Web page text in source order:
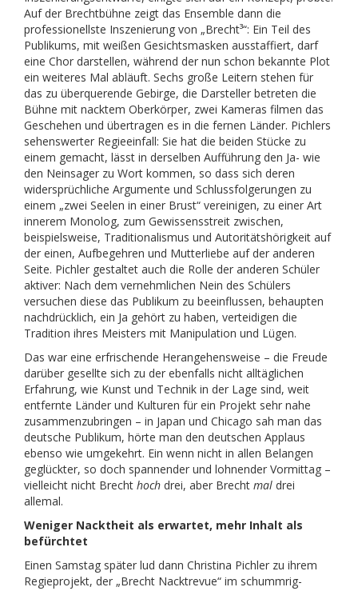
Auf der Brechtbühne zeigt das Ensemble dann die
professionellste Inszenierung von „Brecht³“: Ein Teil des
Publikums, mit weißen Gesichtsmasken ausstaffiert, darf
eine Chor darstellen, während der nun schon bekannte Plot
ein weiteres Mal abläuft. Sechs große Leitern stehen für
das zu überquerende Gebirge, die Darsteller betreten die
Bühne mit nacktem Oberkörper, zwei Kameras filmen das
Geschehen und übertragen es in die fernen Länder. Pichlers
sehenswerter Regieeinfall: Sie hat die beiden Stücke zu
einem gemacht, lässt in derselben Aufführung den Ja- wie
den Neinsager zu Wort kommen, so dass sich deren
widersprüchliche Argumente und Schlussfolgerungen zu
einem „zwei Seelen in einer Brust“ vereinigen, zu einer Art
innerem Monolog, zum Gewissensstreit zwischen,
beispielsweise, Traditionalismus und Autoritätshörigkeit auf
der einen, Aufbegehren und Mutterliebe auf der anderen
Seite. Pichler gestaltet auch die Rolle der anderen Schüler
aktiver: Nach dem vernehmlichen Nein des Schülers
versuchen diese das Publikum zu beeinflussen, behaupten
nachdrücklich, ein Ja gehört zu haben, verteidigen die
Tradition ihres Meisters mit Manipulation und Lügen.
Das war eine erfrischende Herangehensweise – die Freude
darüber gesellte sich zu der ebenfalls nicht alltäglichen
Erfahrung, wie Kunst und Technik in der Lage sind, weit
entfernte Länder und Kulturen für ein Projekt sehr nahe
zusammenzubringen – in Japan und Chicago sah man das
deutsche Publikum, hörte man den deutschen Applaus
ebenso wie umgekehrt. Ein wenn nicht in allen Belangen
geglückter, so doch spannender und lohnender Vormittag –
vielleicht nicht Brecht hoch drei, aber Brecht mal drei
allemal.
Weniger Nacktheit als erwartet, mehr Inhalt als
befürchtet
Einen Samstag später lud dann Christina Pichler zu ihrem
Regieprojekt, der „Brecht Nacktrevue“ im schummrig-